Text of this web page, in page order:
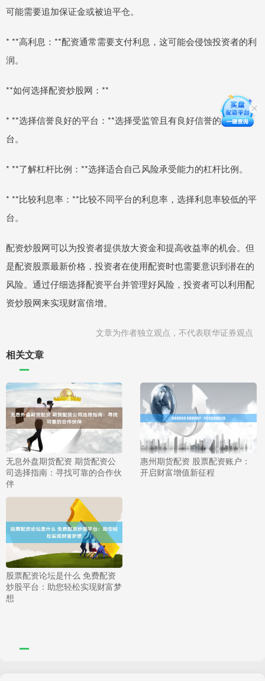
可能需要追加保证金或被迫平仓。
* **高利息：**配资通常需要支付利息，这可能会侵蚀投资者的利
润。
**如何选择配资炒股网：**
* **选择信誉良好的平台：**选择受监管且有良好信誉的配资平
台。
* **了解杠杆比例：**选择适合自己风险承受能力的杠杆比例。
* **比较利息率：**比较不同平台的利息率，选择利息率较低的平
台。
配资炒股网可以为投资者提供放大资金和提高收益率的机会。但
是配资股票最新价格，投资者在使用配资时也需要意识到潜在的
风险。通过仔细选择配资平台并管理好风险，投资者可以利用配
资炒股网来实现财富倍增。
文章为作者独立观点，不代表联华证券观点
相关文章
无息外盘期货配资 期货配资公
司选择指南：寻找可靠的合作伙
伴
惠州期货配资 股票配资账户：
开启财富增值新征程
股票配资论坛是什么 免费配资
炒股平台：助您轻松实现财富梦
想